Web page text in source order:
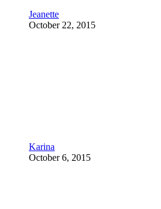
Jeanette
October 22, 2015
Karina
October 6, 2015